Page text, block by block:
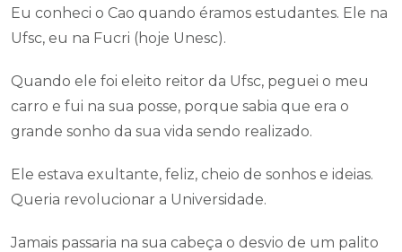
Eu conheci o Cao quando éramos estudantes. Ele na
Ufsc, eu na Fucri (hoje Unesc).
Quando ele foi eleito reitor da Ufsc, peguei o meu
carro e fui na sua posse, porque sabia que era o
grande sonho da sua vida sendo realizado.
Ele estava exultante, feliz, cheio de sonhos e ideias.
Queria revolucionar a Universidade.
Jamais passaria na sua cabeça o desvio de um palito